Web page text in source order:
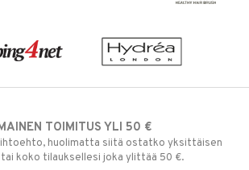
TOIMITUS YLI 50 €
huolimatta siitä ostatko yksittäisen
koko tilauksellesi joka ylittää 50 €.